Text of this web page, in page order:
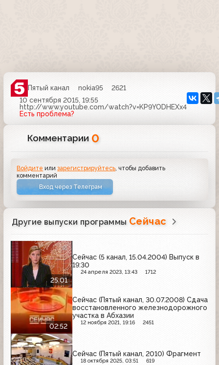
Пятый канал nokia95
2621
10 сентября 2015, 19:55
http://www.youtube.com/watch?v=KP9YODHEXx4
Есть проблема?
Комментарии 0
Войдите илизарегистрируйтесь , чтобы добавить
комментарий
Вход через Телеграм
Другие выпуски программы Сейчас
25:01
Сейчас (5 канал, 15.04.2004) Выпуск в
19:30
24 апреля 2023, 13:43 1712
02:52
Сейчас (Пятый канал, 30.07.2008) Сдача
восстановленного железнодорожного
участка в Абхазии
12 ноября 2021, 19:16 2451
Сейчас (Пятый канал, 2010) Фрагмент
18 октября 2025, 03:51 619